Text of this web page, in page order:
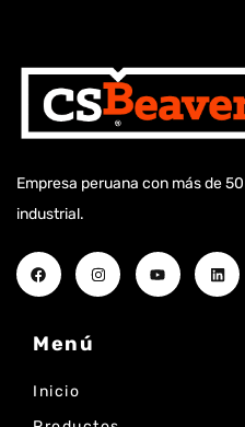
Empresa peruana con más de
industrial.
Menú
Inicio